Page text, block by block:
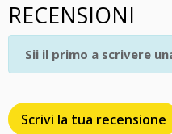
RECENSIONI
Scrivi la tua recensione
Sii il primo a scrivere